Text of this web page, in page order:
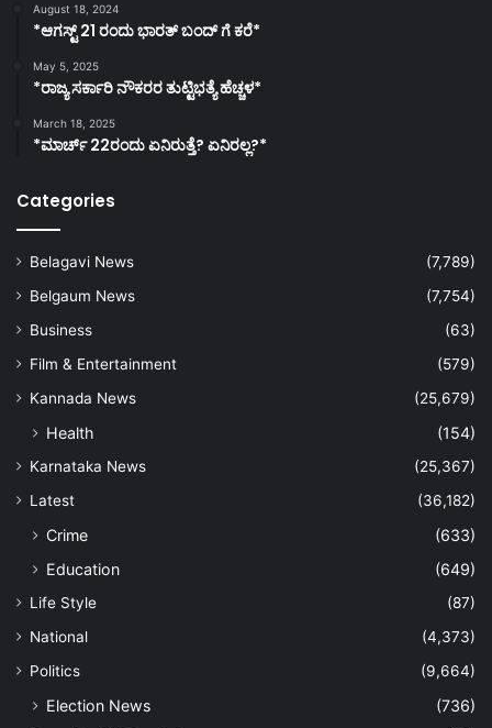
August 18, 2024
*ಆಗಸ್ಟ್ 21 ರಂದು ಭಾರತ್‌ ಬಂದ್‌ ಗೆ ಕರೆ*
May 5, 2025
*ರಾಜ್ಯ ಸರ್ಕಾರಿ ನೌಕರರ ತುಟ್ಟಿಭತ್ಯೆ ಹೆಚ್ಚಳ*
March 18, 2025
*ಮಾರ್ಚ್ 22ರಂದು ಏನಿರುತ್ತೆ? ಏನಿರಲ್ಲ?*
Categories
Belagavi News
(7,789)
Belgaum News
(7,754)
Business
(63)
Film & Entertainment
(579)
Kannada News
(25,679)
Health (154)
Karnataka News
(25,367)
Latest
(36,182)
Crime
(633)
Education
(649)
Life Style
(87)
National
(4,373)
Politics
(9,664)
Election News (736)